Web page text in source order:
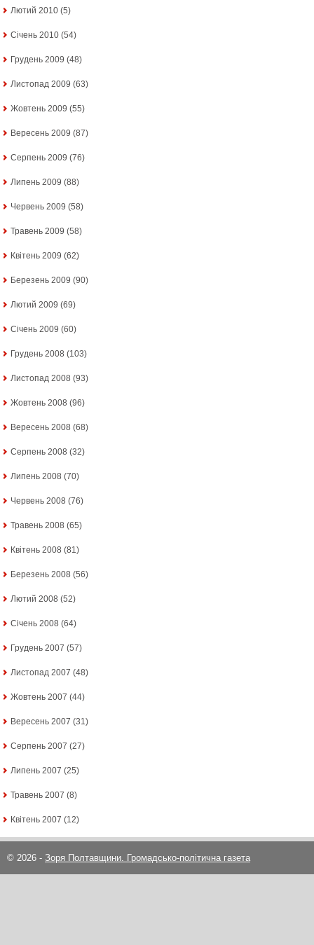
Лютий 2010 (5)
Січень 2010 (54)
Грудень 2009 (48)
Листопад 2009 (63)
Жовтень 2009 (55)
Вересень 2009 (87)
Серпень 2009 (76)
Липень 2009 (88)
Червень 2009 (58)
Травень 2009 (58)
Квітень 2009 (62)
Березень 2009 (90)
Лютий 2009 (69)
Січень 2009 (60)
Грудень 2008 (103)
Листопад 2008 (93)
Жовтень 2008 (96)
Вересень 2008 (68)
Серпень 2008 (32)
Липень 2008 (70)
Червень 2008 (76)
Травень 2008 (65)
Квітень 2008 (81)
Березень 2008 (56)
Лютий 2008 (52)
Січень 2008 (64)
Грудень 2007 (57)
Листопад 2007 (48)
Жовтень 2007 (44)
Вересень 2007 (31)
Серпень 2007 (27)
Липень 2007 (25)
Травень 2007 (8)
Квітень 2007 (12)
© 2026 - Зоря Полтавщини. Громадсько-політична газета